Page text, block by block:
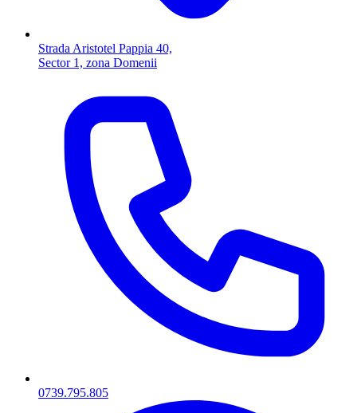
Strada Aristotel Pappia 40,
Sector 1, zona Domenii
0739.795.805